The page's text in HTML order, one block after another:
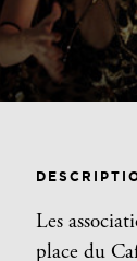
Les
place du